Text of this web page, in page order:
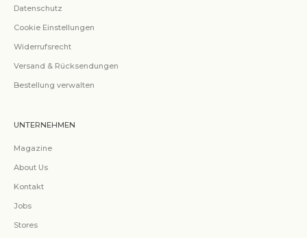
Datenschutz
Cookie Einstellungen
Widerrufsrecht
Versand & Rücksendungen
Bestellung verwalten
UNTERNEHMEN
Magazine
About Us
Kontakt
Jobs
Stores